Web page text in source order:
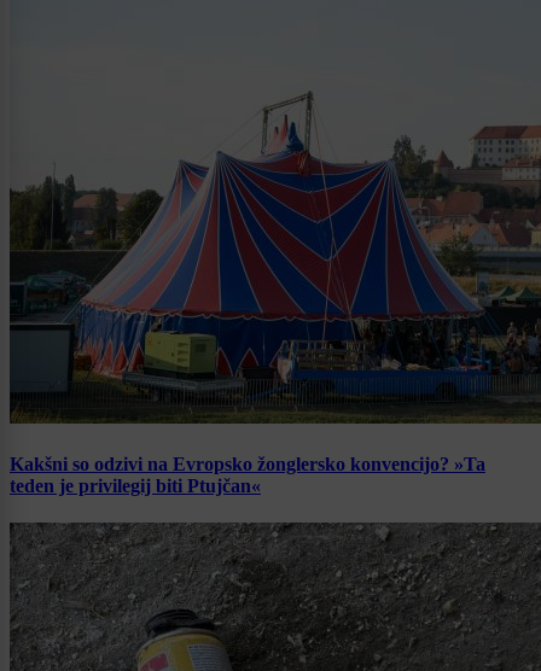
Kakšni so odzivi na Evropsko žonglersko konvencijo? »Ta
teden je privilegij biti Ptujčan«